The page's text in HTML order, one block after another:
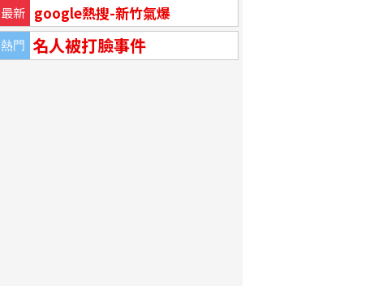
最新 google熱搜-新竹氣爆
熱門 名人被打臉事件